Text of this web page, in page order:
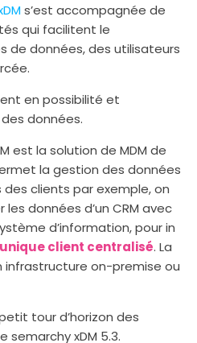
s’est accompagnée de
qui facilitent le
de données, des utilisateurs
en possibilité et
données.
est la solution de MDM de
la gestion des données
clients par exemple, on
données d’un CRM avec
d’information, pour in
client centralisé. La
infrastructure on-premise ou
tour d’horizon des
semarchy xDM 5.3.